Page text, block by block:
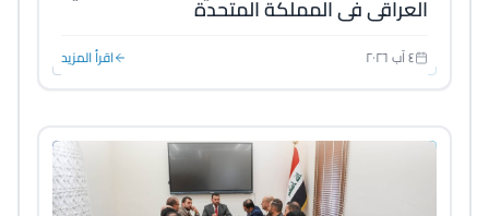
العراقي في المملكة المتحدة
٤ آب ٢٠٢٦ اقرأ المزيد